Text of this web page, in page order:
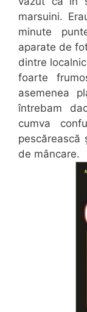
marsuini.
minute
aparate de
dintre
foarte
asemenea
întrebam
cumva
pescărească
de mâncare.